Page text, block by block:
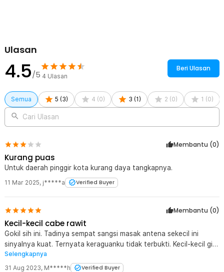
Ulasan
4.5/5 4 Ulasan
Beri Ulasan
Semua 5 (3) 4 (0) 3 (1) 2 (0) 1 (0)
Cari Ulasan
Membantu (0)
Kurang puas
Untuk daerah pinggir kota kurang daya tangkapnya.
11 Mar 2025, j*****a Verified Buyer
Membantu (0)
Kecil-kecil cabe rawit
Gokil sih ini. Tadinya sempat sangsi masak antena sekecil ini
sinyalnya kuat. Ternyata keraguanku tidak terbukti. Kecil-kecil gini
sinyalnya lebih jos dari antena digital lainnya dengan harga yang
sama. Mana sudah ada boosternya juga. Gak nyesel beli ini
Selengkapnya
31 Aug 2023, M*****h Verified Buyer